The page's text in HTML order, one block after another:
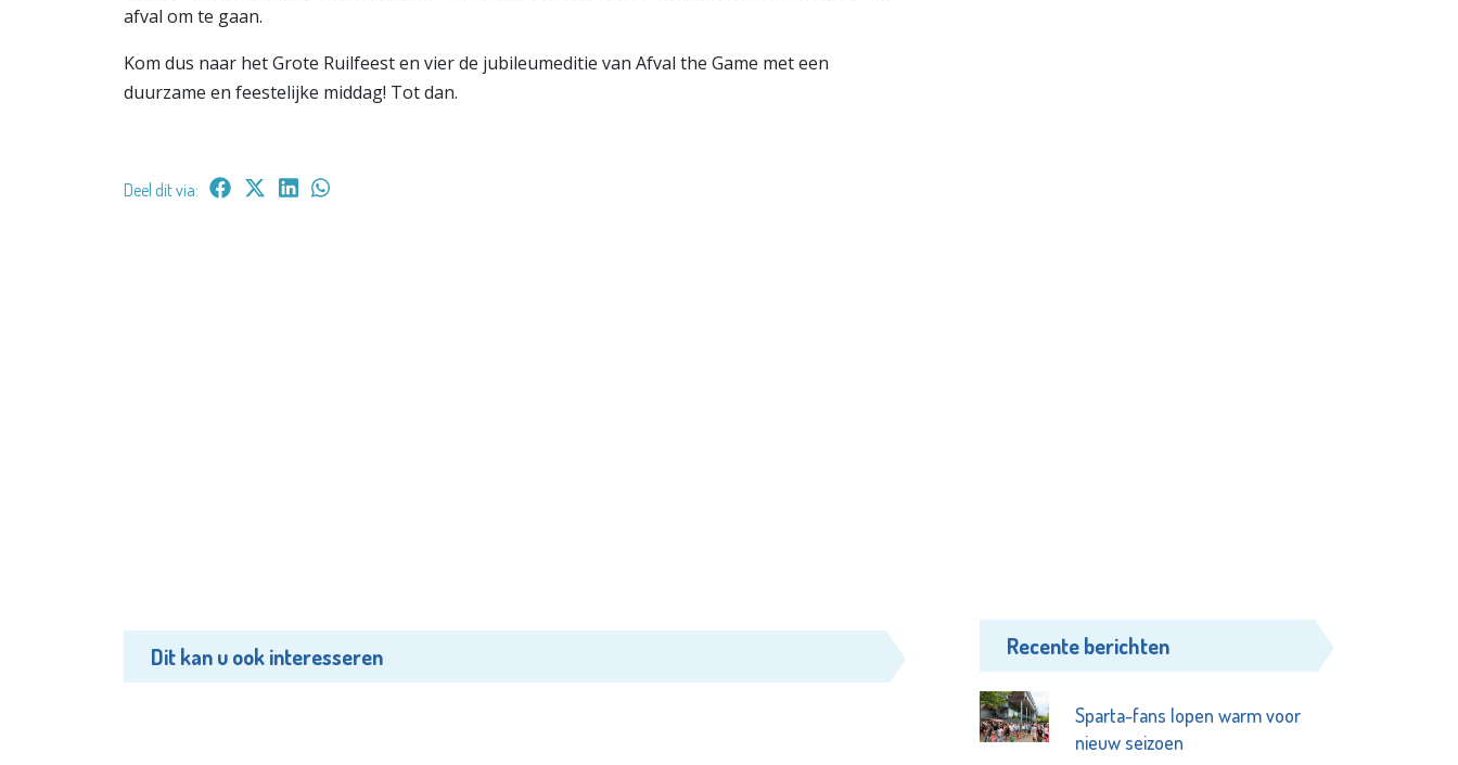
afval om te gaan.
Kom dus naar het Grote Ruilfeest en vier de jubileumeditie van Afval the Game met een
duurzame en feestelijke middag! Tot dan.
Deel dit via:
Dit kan u ook interesseren Recente berichten
Sparta-fans lopen warm voor
nieuw seizoen